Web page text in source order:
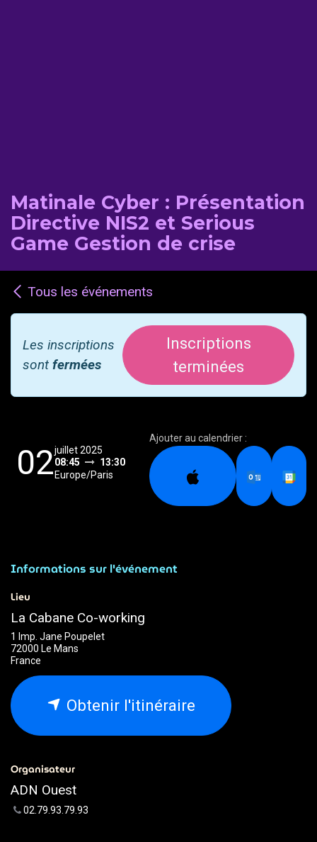
Matinale Cyber : Présentation
Directive NIS2 et Serious
Game Gestion de crise
Tous les événements
Les inscriptions
sont fermées
Inscriptions
terminées
02juillet 2025
08:45
13:30
Europe/Paris
Ajouter au calendrier :
Informations sur l'événement
Lieu
La Cabane Co-working
1 Imp. Jane Poupelet
72000 Le Mans
France
Obtenir l'itinéraire
Organisateur
ADN Ouest
02.79.93.79.93